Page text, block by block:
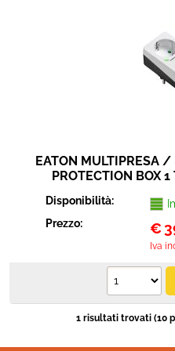
Cavi
EATON MULTIPRESA
PROTECTION BOX
Disponibilità:
Prezzo:
€
Iva
1 risultati trovati (10